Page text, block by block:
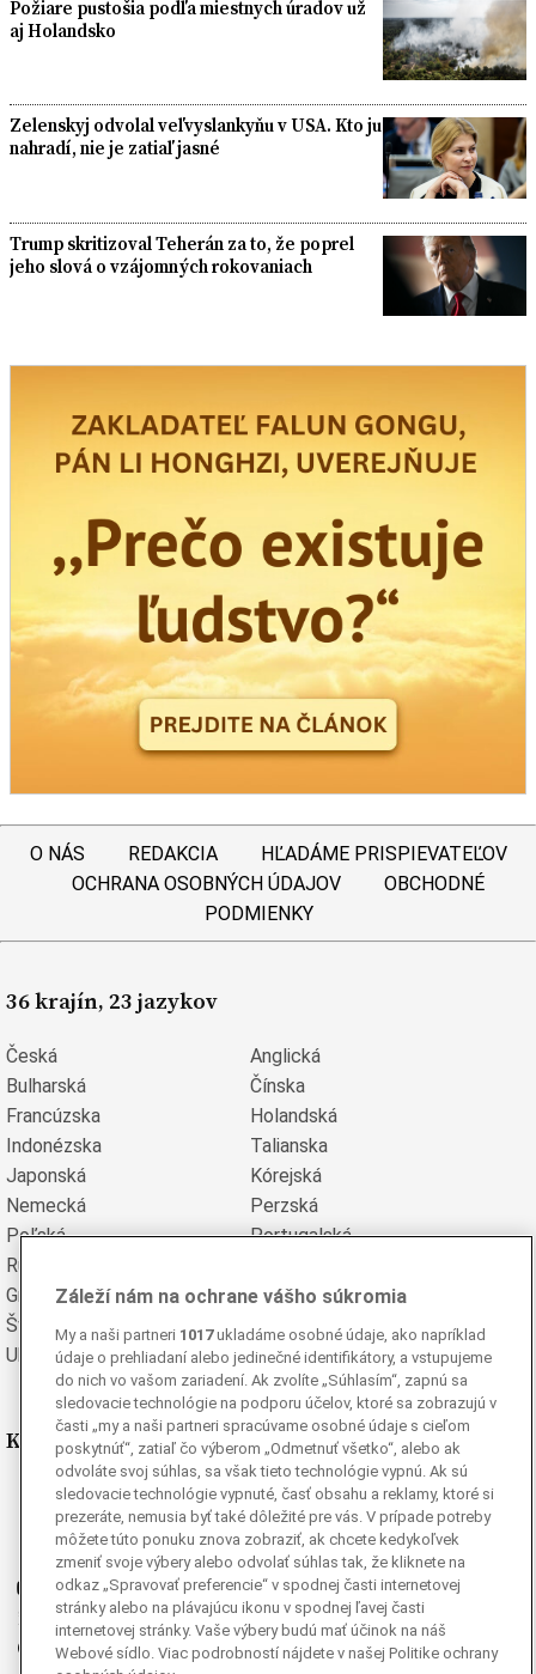
Požiare pustošia podľa miestnych úradov už
aj Holandsko
Zelenskyj odvolal veľvyslankyňu v USA. Kto ju
nahradí, nie je zatiaľ jasné
Trump skritizoval Teherán za to, že poprel
jeho slová o vzájomných rokovaniach
O NÁS REDAKCIA
HĽADÁME PRISPIEVATEĽOV
OCHRANA OSOBNÝCH ÚDAJOV
OBCHODNÉ
PODMIENKY
36 krajín, 23 jazykov
Česká
Anglická
Bulharská
Čínska
Francúzska
Holandská
Indonézska
Talianska
Japonská
Kórejská
Nemecká
Perzská
Poľská
Portugalská
Rumunská
Grécka
Španielska
Švédska
Turecká
Ukrajinská
Vietnamská
Kde nás nájdete
Facebook
Instagram
Ganjing
Youtube
Twitter
Telegram
Záleží nám na ochrane vášho súkromia
My a naši partneri 1017ukladáme osobné údaje, ako napríklad
údaje o prehliadaní alebo jedinečné identifikátory, a vstupujeme
do nich vo vašom zariadení. Ak zvolíte „Súhlasím“, zapnú sa
sledovacie technológie na podporu účelov, ktoré sa zobrazujú v
časti „my a naši partneri spracúvame osobné údaje s cieľom
poskytnúť“, zatiaľ čo výberom „Odmetnuť všetko“, alebo ak
odvoláte svoj súhlas, sa však tieto technológie vypnú. Ak sú
sledovacie technológie vypnuté, časť obsahu a reklamy, ktoré si
prezeráte, nemusia byť také dôležité pre vás. V prípade potreby
môžete túto ponuku znova zobraziť, ak chcete kedykoľvek
zmeniť svoje výbery alebo odvolať súhlas tak, že kliknete na
odkaz „Spravovať preferencie“ v spodnej časti internetovej
stránky alebo na plávajúcu ikonu v spodnej ľavej časti
internetovej stránky. Vaše výbery budú mať účinok na náš
Webové sídlo. Viac podrobností nájdete v našej Politike ochrany